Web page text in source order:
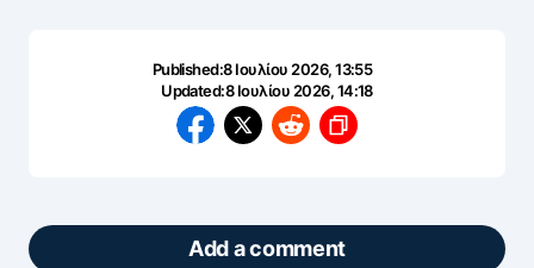
Published:8 Ιουλίου 2026, 13:55
Updated:8 Ιουλίου 2026, 14:18
Add a comment